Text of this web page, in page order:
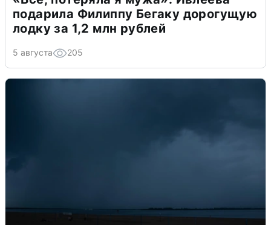
подарила Филиппу Бегаку дорогущую
лодку за 1,2 млн рублей
5 августа 205